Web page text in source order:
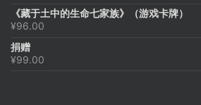
为：
价
《藏于土中的生命七家族》（游戏卡牌）
¥96.00
捐赠
¥99.00